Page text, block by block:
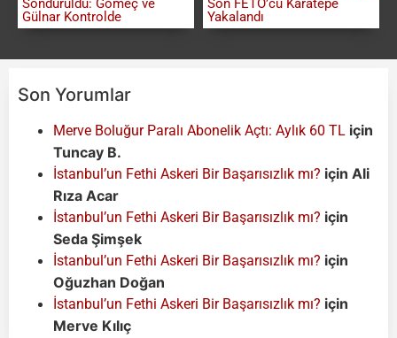
Söndürüldü: Gömeç ve
Gülnar Kontrolde
Son FETÖ’cü Karatepe
Yakalandı
Son Yorumlar
Merve Boluğur Paralı Abonelik Açtı: Aylık 60 TL için
Tuncay B.
İstanbul’un Fethi Askeri Bir Başarısızlık mı? için Ali
Rıza Acar
İstanbul’un Fethi Askeri Bir Başarısızlık mı? için
Seda Şimşek
İstanbul’un Fethi Askeri Bir Başarısızlık mı? için
Oğuzhan Doğan
İstanbul’un Fethi Askeri Bir Başarısızlık mı? için
Merve Kılıç